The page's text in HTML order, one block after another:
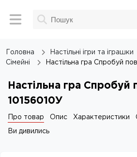
Головна Настільні ігри та іграшки
Сімейні
Настільна гра Спробуй
Настільна гра Спробуй
10156010У
Про товар Опис Характеристики
Ви дивились